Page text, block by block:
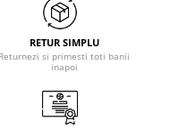
RETUR SIMPLU
Returnezi si primesti toti banii
inapoi